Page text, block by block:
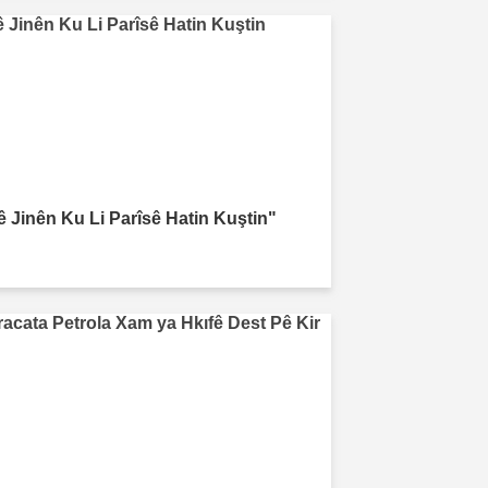
Jinên Ku Li Parîsê Hatin Kuştin"